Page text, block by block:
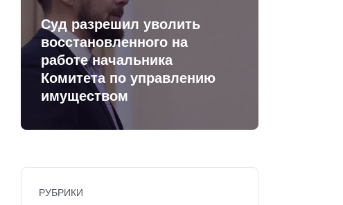
Суд разрешил уволить
восстановленного на
работе начальника
Комитета по управлению
имуществом
РУБРИКИ